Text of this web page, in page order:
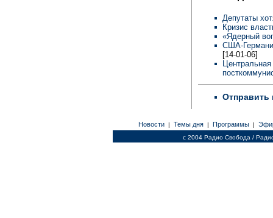
Депутаты
Кризис
«Ядерный
США-
[14-01-06]
Отправить
Новости | Темы дня | Программы |
c 2004 Радио Свобода /